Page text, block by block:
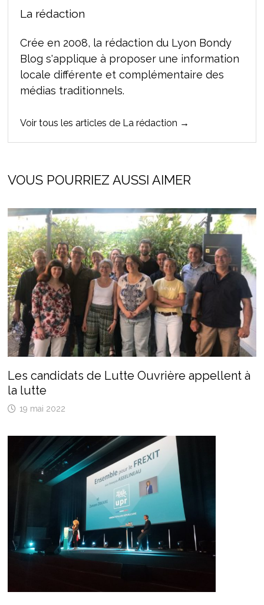
La rédaction
Crée en 2008, la rédaction du Lyon Bondy
Blog s'applique à proposer une information
locale différente et complémentaire des
médias traditionnels.
Voir tous les articles de La rédaction →
VOUS POURRIEZ AUSSI AIMER
Les candidats de Lutte Ouvrière appellent à
la lutte
19 mai 2022